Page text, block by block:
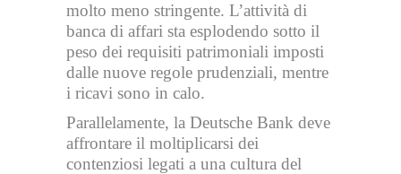
molto meno stringente. L’attività di
banca di affari sta esplodendo sotto il
peso dei requisiti patrimoniali imposti
dalle nuove regole prudenziali, mentre
i ricavi sono in calo.
Parallelamente, la Deutsche Bank deve
affrontare il moltiplicarsi dei
contenziosi legati a una cultura del